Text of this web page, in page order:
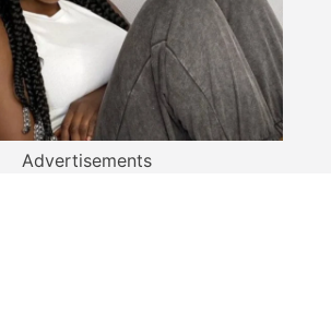
Advertisements